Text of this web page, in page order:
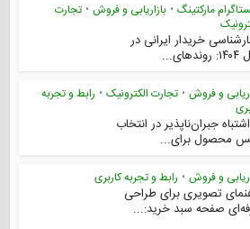
مارکتینگ • بازاریابی و فروش • تجارت
خریدار ایرانی در
و فروش • تجارت الکترونیک • رابط و تجربه
۱۰ اشتباه جبران‌ناپذیر در انتخاب
محصول برای...
و فروش • رابط و تجربه کاربری
تصویری برای طراحی
صفحه سبد خرید:...